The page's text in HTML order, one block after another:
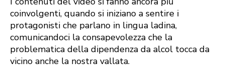
coinvolgenti, quando si iniziano a sentire i
protagonisti che parlano in lingua ladina,
comunicandoci la consapevolezza che la
problematica della dipendenza da alcol tocca da
vicino anche la nostra vallata.